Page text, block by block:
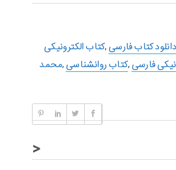
دانلود کتاب فارسی ,کتاب الکترونیکی
فارسی ,کتاب روانشناسی ,محمد
<